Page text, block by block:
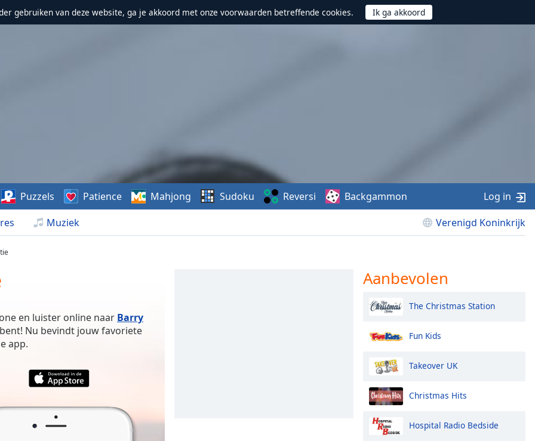
gebruiken van deze website, ga je akkoord met onze voorwaarden betreffende cookies.
Muziek Verenigd Koninkrijk
Puzzels Patience Mahjong Sudoku Reversi Backgammon Log in
en luister online naar Barry
Nu bevindt jouw favoriete
app.
Aanbevolen
The Christmas Station
Fun Kids
Takeover UK
Christmas Hits
Hospital Radio Bedside